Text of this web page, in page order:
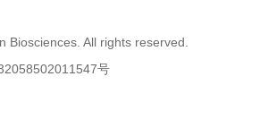
Biosciences. All rights reserved.
号